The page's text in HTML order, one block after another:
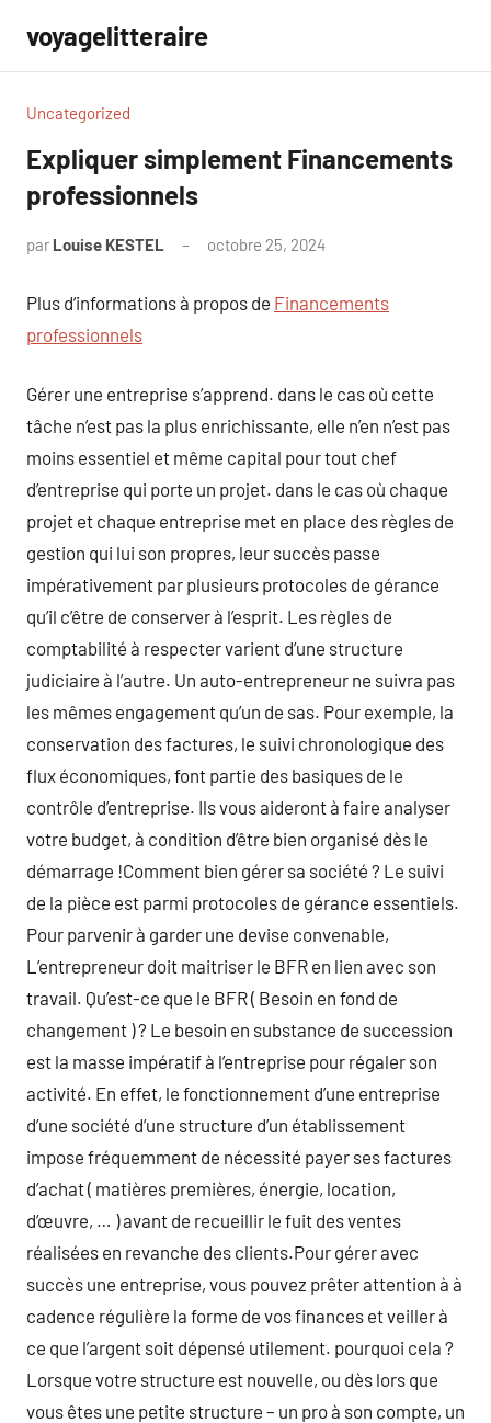
contenu
voyagelitteraire
Uncategorized
Expliquer simplement Financements
professionnels
par Louise KESTEL octobre 25, 2024
Plus d’informations à propos de Financements
professionnels
Gérer une entreprise s’apprend. dans le cas où cette
tâche n’est pas la plus enrichissante, elle n’en n’est pas
moins essentiel et même capital pour tout chef
d’entreprise qui porte un projet. dans le cas où chaque
projet et chaque entreprise met en place des règles de
gestion qui lui son propres, leur succès passe
impérativement par plusieurs protocoles de gérance
qu’il c’être de conserver à l’esprit. Les règles de
comptabilité à respecter varient d’une structure
judiciaire à l’autre. Un auto-entrepreneur ne suivra pas
les mêmes engagement qu’un de sas. Pour exemple, la
conservation des factures, le suivi chronologique des
flux économiques, font partie des basiques de le
contrôle d’entreprise. Ils vous aideront à faire analyser
votre budget, à condition d’être bien organisé dès le
démarrage !Comment bien gérer sa société ? Le suivi
de la pièce est parmi protocoles de gérance essentiels.
Pour parvenir à garder une devise convenable,
L’entrepreneur doit maitriser le BFR en lien avec son
travail. Qu’est-ce que le BFR ( Besoin en fond de
changement ) ? Le besoin en substance de succession
est la masse impératif à l’entreprise pour régaler son
activité. En effet, le fonctionnement d’une entreprise
d’une société d’une structure d’un établissement
impose fréquemment de nécessité payer ses factures
d’achat ( matières premières, énergie, location,
d’œuvre, … ) avant de recueillir le fuit des ventes
réalisées en revanche des clients.Pour gérer avec
succès une entreprise, vous pouvez prêter attention à à
cadence régulière la forme de vos finances et veiller à
ce que l’argent soit dépensé utilement. pourquoi cela ?
Lorsque votre structure est nouvelle, ou dès lors que
vous êtes une petite structure – un pro à son compte, un